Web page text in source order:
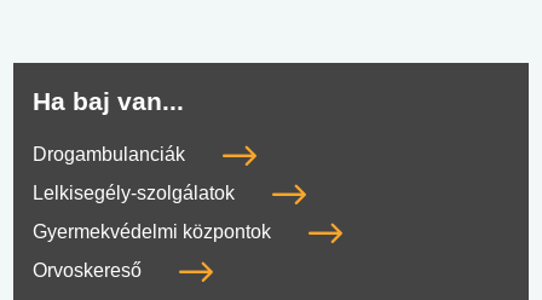
Ha baj van...
Drogambulanciák
Lelkisegély-szolgálatok
Gyermekvédelmi központok
Orvoskereső